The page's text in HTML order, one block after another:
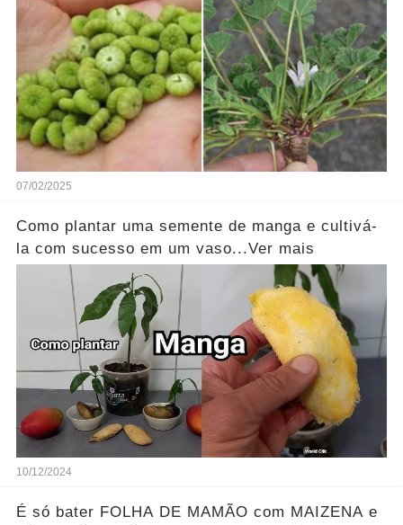
07/02/2025
Como plantar uma semente de manga e cultivá-
la com sucesso em um vaso...Ver mais
10/12/2024
É só bater FOLHA DE MAMÃO com MAIZENA e